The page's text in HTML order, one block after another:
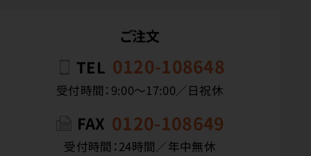
ご注文
TEL 0120-108648
受付時間：9:00〜17:00／日祝休
FAX 0120-108649
受付時間：24時間／年中無休